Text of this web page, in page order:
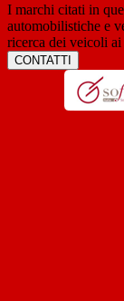
I marchi citati in
automobilistiche e
ricerca dei veicoli
CONTATTI